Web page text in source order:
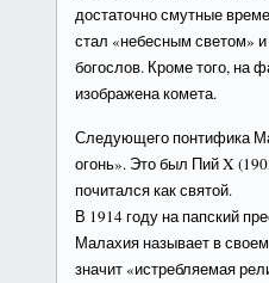
достаточно смутные
стал «небесным светом»
богослов. Кроме того, на
изображена комета.
Следующего понтифика
огонь». Это был Пий X
почитался как святой.
В 1914 году на папский
Малахия называет в
значит «истребляемая